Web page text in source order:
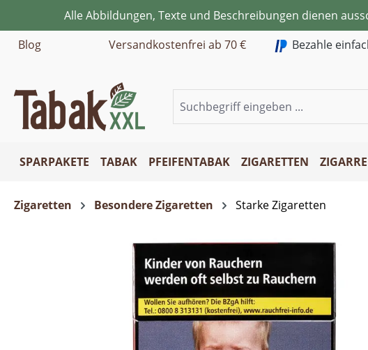
Hauptinhalt springen
Zur Suche springen
Zur Hauptnavigation springen
Alle Abbildungen, Texte und Beschreibungen dienen
Blog
Versandkostenfrei ab 70 € Bezahle
SPARPAKETE TABAK PFEIFENTABAK ZIGARETTEN
Zigaretten Besondere Zigaretten Starke Zigaretten